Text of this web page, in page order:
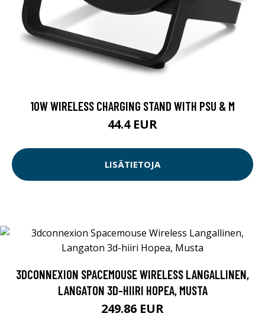
10W WIRELESS CHARGING STAND WITH PSU & M
44.4 EUR
LISÄTIETOJA
3DCONNEXION SPACEMOUSE WIRELESS LANGALLINEN,
LANGATON 3D-HIIRI HOPEA, MUSTA
249.86 EUR